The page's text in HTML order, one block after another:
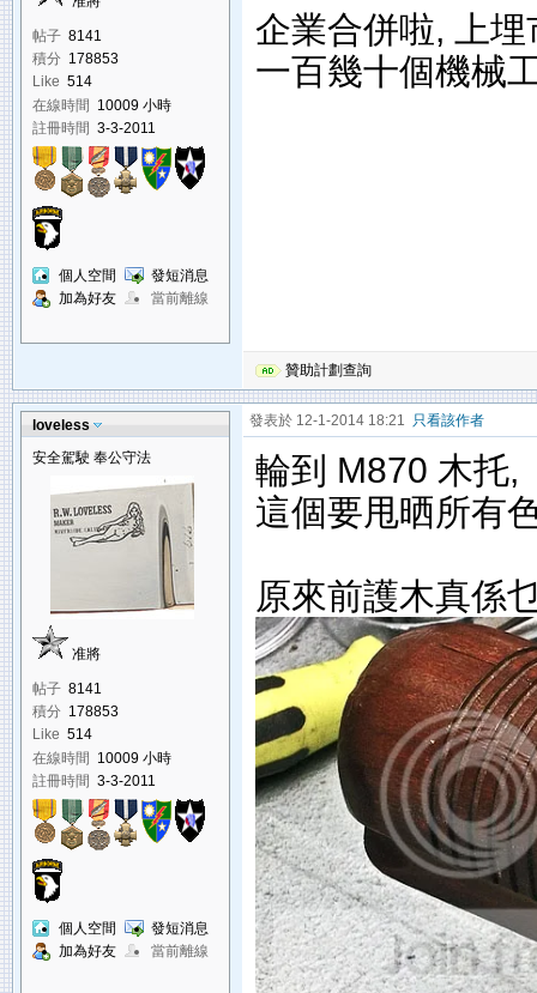
帖子 8141
積分 178853
Like 514
在線時間 10009 小時
註冊時間 3-3-2011
個人空間
發短消息
加為好友
當前離線
企業合併啦, 上
一百幾十個機械
贊助計劃查詢
loveless
安全駕駛 奉公守法
准將
帖子 8141
積分 178853
Like 514
在線時間 10009 小時
註冊時間 3-3-2011
個人空間
發短消息
加為好友
當前離線
發表於 12-1-2014 18:21 只看該作者
輪到 M870 木托,
這個要甩晒所有
原來前護木真係